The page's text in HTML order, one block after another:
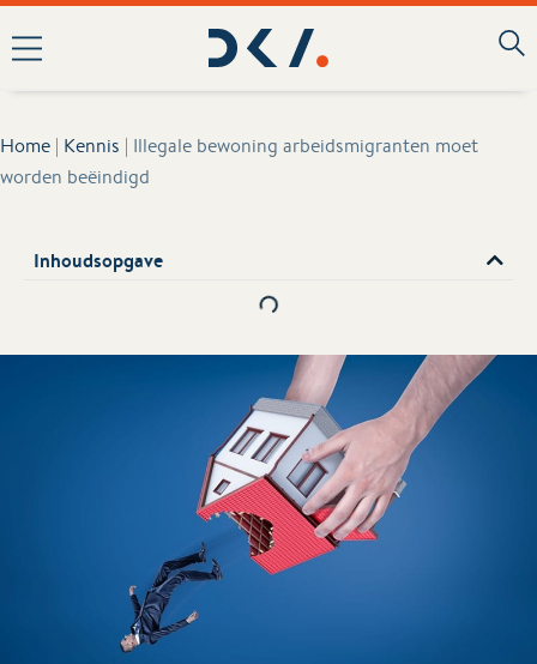
Home | Kennis | Illegale bewoning arbeidsmigranten moet
worden beëindigd
Inhoudsopgave